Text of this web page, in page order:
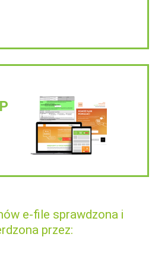
e-file sprawdzona i
przez: